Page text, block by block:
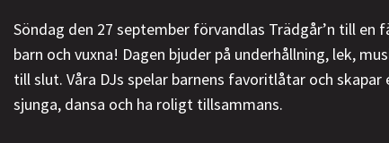
Söndag den 27 september förvandlas Trädgår’n till
barn och vuxna! Dagen bjuder på underhållning, lek,
till slut. Våra DJs spelar barnens favoritlåtar och
sjunga, dansa och ha roligt tillsammans.